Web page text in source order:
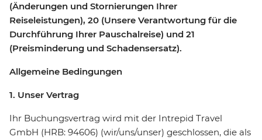
(Änderungen und Stornierungen Ihrer
Reiseleistungen), 20 (Unsere Verantwortung für die
Durchführung Ihrer Pauschalreise) und 21
(Preisminderung und Schadensersatz).
Allgemeine Bedingungen
1. Unser Vertrag
Ihr Buchungsvertrag wird mit der Intrepid Travel
GmbH (HRB: 94606) (wir/uns/unser) geschlossen, die als